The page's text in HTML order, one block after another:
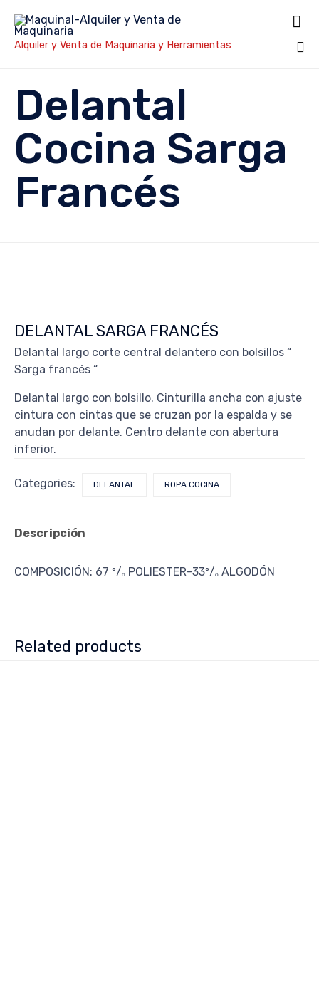
Alquiler y Venta de Maquinaria y Herramientas

Delantal
Cocina Sarga
Francés
DELANTAL SARGA FRANCÉS
Delantal largo corte central delantero con bolsillos “
Sarga francés “
Delantal largo con bolsillo. Cinturilla ancha con ajuste
cintura con cintas que se cruzan por la espalda y se
anudan por delante. Centro delante con abertura
inferior.
Categories: DELANTAL ROPA COCINA
Descripción
COMPOSICIÓN: 67 º/ₒ POLIESTER-33º/ₒ ALGODÓN
Related products